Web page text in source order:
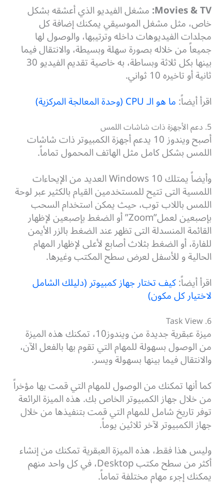
Movies & TV: مشغل الفيديو الذي أعشقه بشكل
خاص، مثل مشغل الموسيقي يمكنك إضافة كل
مجلدات الفيديوهات داخله وترتيبها، والوصول لها
جميعاً من خلاله بصورة سهلة وبسيطة، والانتقال فيما
بينها بكل ثلاثة وبساطة، به خاصية تقديم الفيديو 30
ثانية أو تاخيره 10 ثواني.
اقرأ أيضاً:ما هو الـ CPU (وحدة المعالجة المركزية)
5. دعم الأجهزة ذات شاشات اللمس
أصبح ويندوز 10 يدعم أجهزة الكمبيوتر ذات شاشات
اللمس بشكل كامل مثل الهاتف المحمول تماماً.
وأيضاً يمتلك 10 Windows العديد من الإيحاءات
اللمسية التى تتيح للمستخدمين القيام بالكثير عبر لوحة
اللمس باللاب توب، حيث يمكن استخدام السحب
بإصبعين لعمل”Zoom” أو الضغط بإصبعين لإظهار
القائمة المنسدلة التى تظهر عند الضغط بالزر الأيمن
للفارة، أو الضغط بثلاث أصابع لأعلى لإظهار المهام
الحالية و للأسفل لعرض سطح المكتب وغيرها.
اقرأ أيضاً:كيف تختار جهاز كمبيوتر (دليلك الشامل
لاختيار كل مكون)
6. Task View
ميزة عبقرية جديدة من ويندوز10، تمكنك هذه الميزة
من الوصول بسهولة للمهام التي تقوم بها بالفعل الآن،
والانتقال فيما بينها بسهولة ويسر.
كما أنها تمكنك من الوصول للمهام التي قمت بها مؤخراً
من خلال جهاز الكمبيوتر الخاص بك. هذه الميزة الرائعة
توفر تاريخ شامل للمهام التي قمت بتنفيذها من خلال
جهاز الكمبيوتر لآخر ثلاثين يوماً.
وليس هذا فقط، هذه الميزة العبقرية تمكنك من إنشاء
أكثر من سطح مكتب Desktop، في كل واحد منهم
يمكنك إجرء مهام مختلفة تماماً.